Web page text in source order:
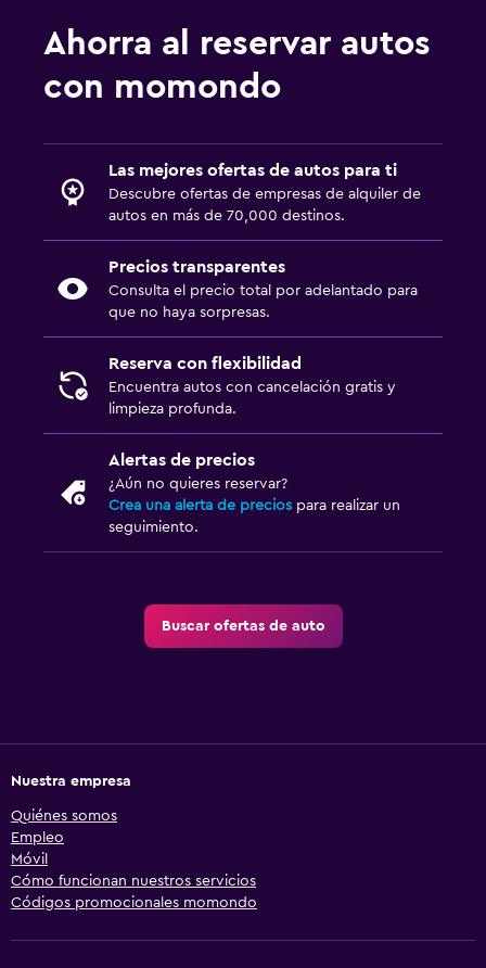
Ahorra al reservar autos
con momondo
Las mejores ofertas de autos para ti
Descubre ofertas de empresas de alquiler de
autos en más de 70,000 destinos.
Precios transparentes
Consulta el precio total por adelantado para
que no haya sorpresas.
Reserva con flexibilidad
Encuentra autos con cancelación gratis y
limpieza profunda.
Alertas de precios
¿Aún no quieres reservar?
Crea una alerta de precios para realizar un
seguimiento.
Buscar ofertas de auto
Nuestra empresa
Quiénes somos
Empleo
Móvil
Cómo funcionan nuestros servicios
Códigos promocionales momondo